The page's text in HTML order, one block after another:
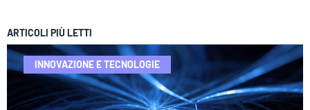
ARTICOLI PIÙ LETTI
INNOVAZIONE E TECNOLOGIE